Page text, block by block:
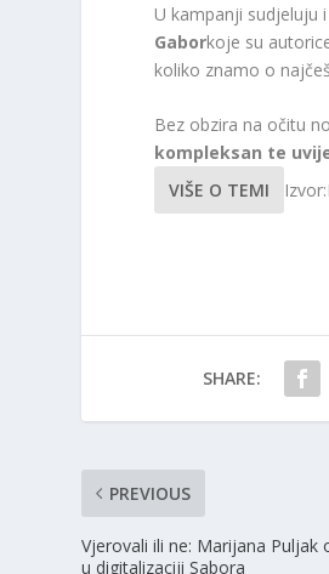
U kampanji sudjeluju i
Gaborkoje su
koliko znamo o
Bez obzira na očitu
kompleksan te
VIŠE O TEMI
SHARE:
PREVIOUS
Vjerovali ili ne: Marijana Puljak
u digitalizaciji Sabora